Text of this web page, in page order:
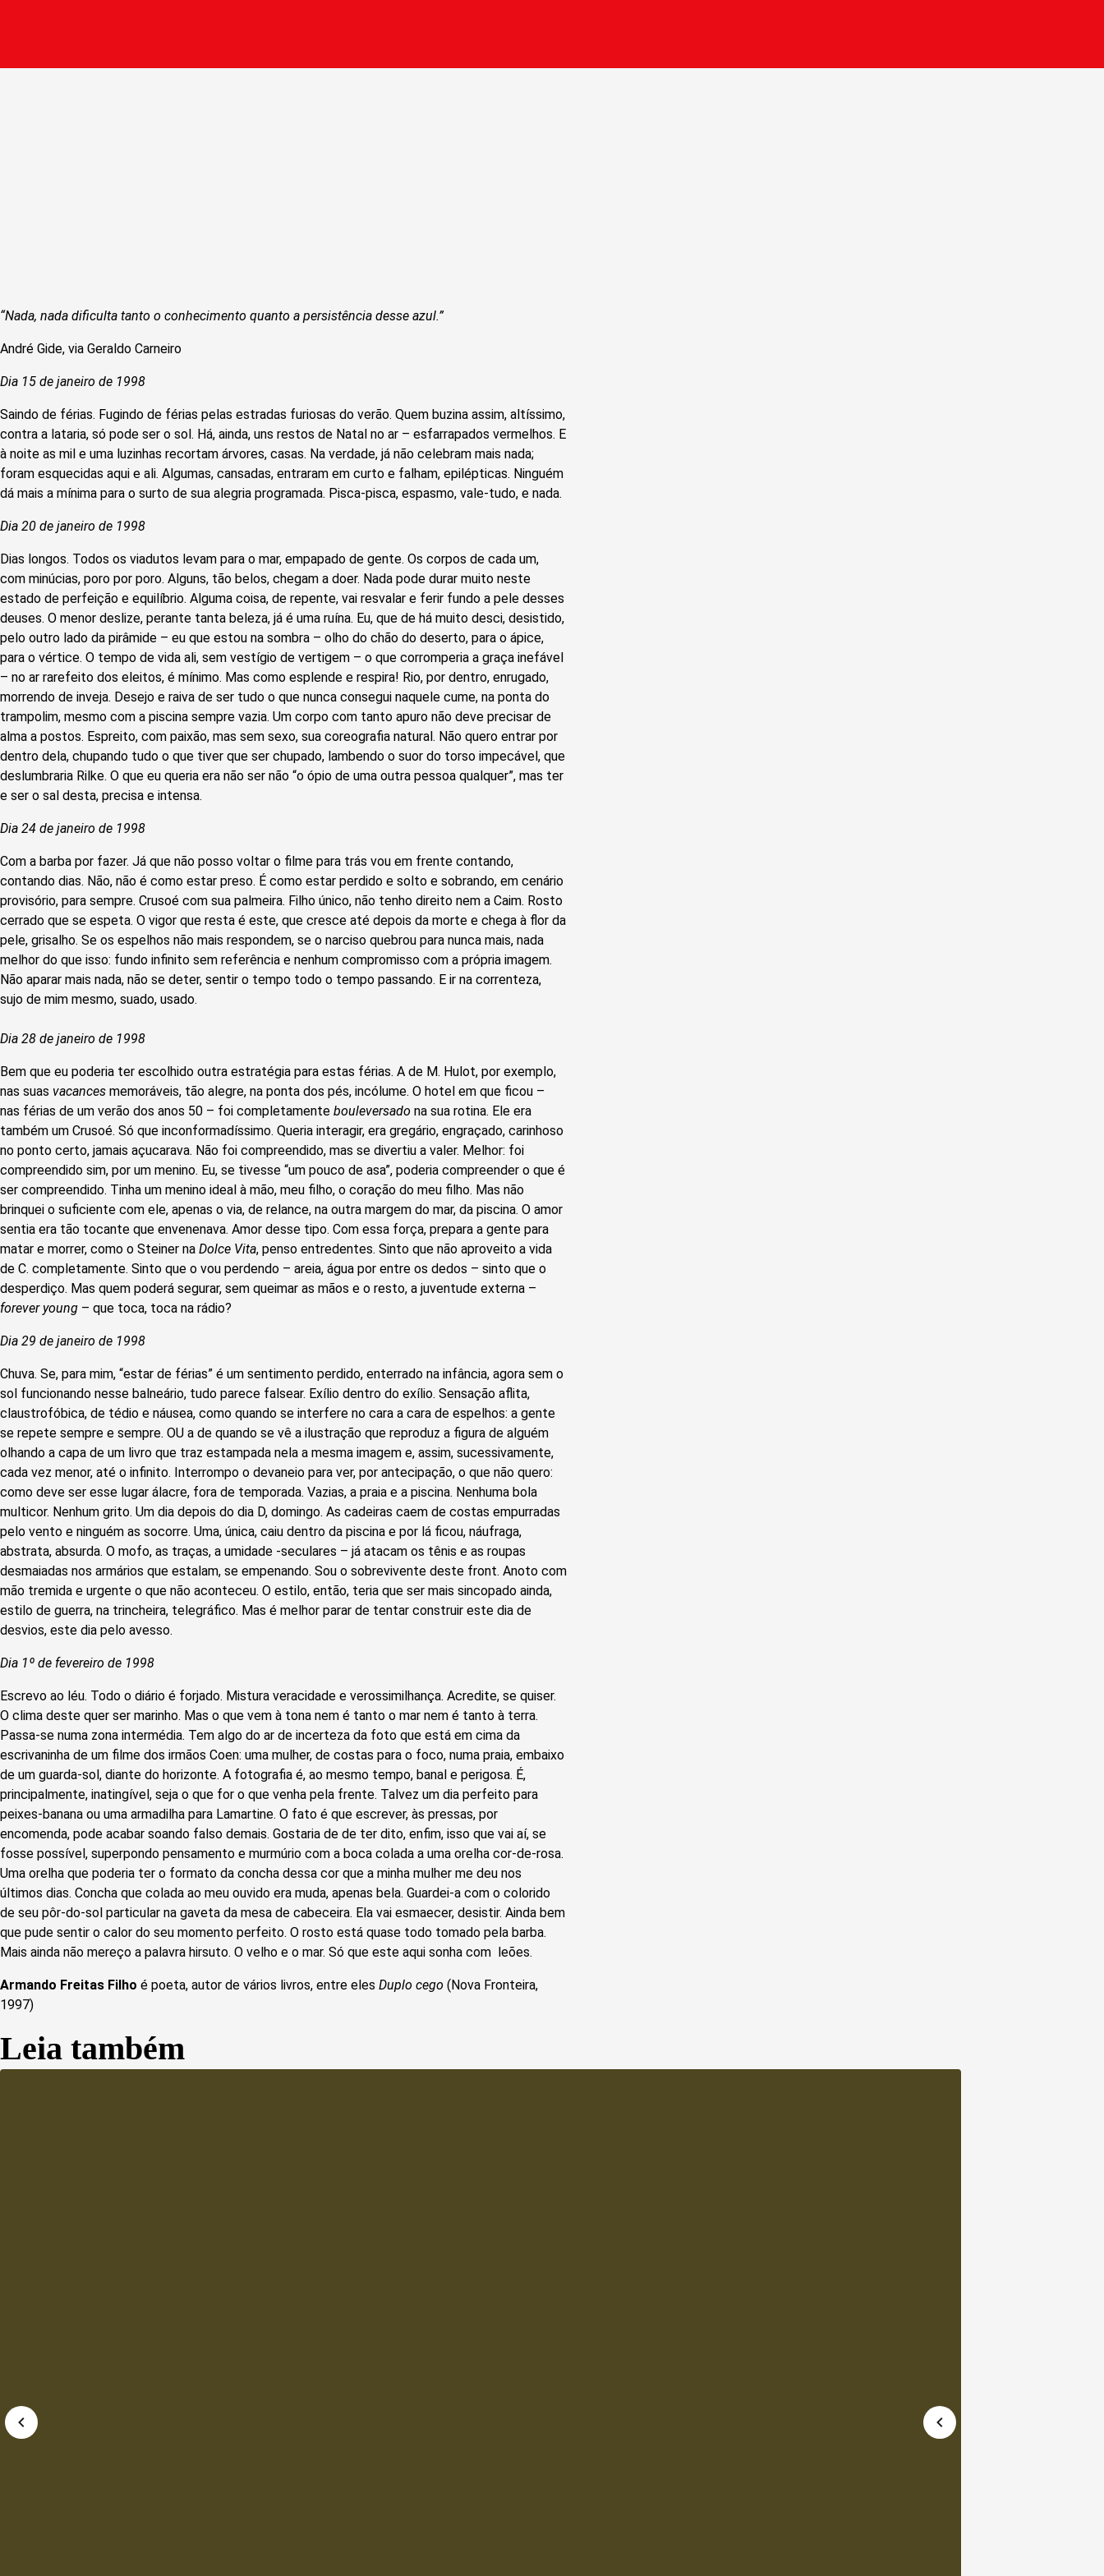
“Nada, nada dificulta tanto o conhecimento quanto a persistência desse azul.”
André Gide, via Geraldo Carneiro
Dia 15 de janeiro de 1998
Saindo de férias. Fugindo de férias pelas estradas furiosas do verão. Quem buzina assim, altíssimo,
contra a lataria, só pode ser o sol. Há, ainda, uns restos de Natal no ar – esfarrapados vermelhos. E
à noite as mil e uma luzinhas recortam árvores, casas. Na verdade, já não celebram mais nada;
foram esquecidas aqui e ali. Algumas, cansadas, entraram em curto e falham, epilépticas. Ninguém
dá mais a mínima para o surto de sua alegria programada. Pisca-pisca, espasmo, vale-tudo, e nada.
Dia 20 de janeiro de 1998
Dias longos. Todos os viadutos levam para o mar, empapado de gente. Os corpos de cada um,
com minúcias, poro por poro. Alguns, tão belos, chegam a doer. Nada pode durar muito neste
estado de perfeição e equilíbrio. Alguma coisa, de repente, vai resvalar e ferir fundo a pele desses
deuses. O menor deslize, perante tanta beleza, já é uma ruína. Eu, que de há muito desci, desistido,
pelo outro lado da pirâmide – eu que estou na sombra – olho do chão do deserto, para o ápice,
para o vértice. O tempo de vida ali, sem vestígio de vertigem – o que corromperia a graça inefável
– no ar rarefeito dos eleitos, é mínimo. Mas como esplende e respira! Rio, por dentro, enrugado,
morrendo de inveja. Desejo e raiva de ser tudo o que nunca consegui naquele cume, na ponta do
trampolim, mesmo com a piscina sempre vazia. Um corpo com tanto apuro não deve precisar de
alma a postos. Espreito, com paixão, mas sem sexo, sua coreografia natural. Não quero entrar por
dentro dela, chupando tudo o que tiver que ser chupado, lambendo o suor do torso impecável, que
deslumbraria Rilke. O que eu queria era não ser não “o ópio de uma outra pessoa qualquer”, mas ter
e ser o sal desta, precisa e intensa.
Dia 24 de janeiro de 1998
Com a barba por fazer. Já que não posso voltar o filme para trás vou em frente contando,
contando dias. Não, não é como estar preso. É como estar perdido e solto e sobrando, em cenário
provisório, para sempre. Crusoé com sua palmeira. Filho único, não tenho direito nem a Caim. Rosto
cerrado que se espeta. O vigor que resta é este, que cresce até depois da morte e chega à flor da
pele, grisalho. Se os espelhos não mais respondem, se o narciso quebrou para nunca mais, nada
melhor do que isso: fundo infinito sem referência e nenhum compromisso com a própria imagem.
Não aparar mais nada, não se deter, sentir o tempo todo o tempo passando. E ir na correnteza,
sujo de mim mesmo, suado, usado.
Dia 28 de janeiro de 1998
Bem que eu poderia ter escolhido outra estratégia para estas férias. A de M. Hulot, por exemplo,
nas suas vacances memoráveis, tão alegre, na ponta dos pés, incólume. O hotel em que ficou –
nas férias de um verão dos anos 50 – foi completamente bouleversado na sua rotina. Ele era
também um Crusoé. Só que inconformadíssimo. Queria interagir, era gregário, engraçado, carinhoso
no ponto certo, jamais açucarava. Não foi compreendido, mas se divertiu a valer. Melhor: foi
compreendido sim, por um menino. Eu, se tivesse “um pouco de asa”, poderia compreender o que é
ser compreendido. Tinha um menino ideal à mão, meu filho, o coração do meu filho. Mas não
brinquei o suficiente com ele, apenas o via, de relance, na outra margem do mar, da piscina. O amor
sentia era tão tocante que envenenava. Amor desse tipo. Com essa força, prepara a gente para
matar e morrer, como o Steiner na Dolce Vita, penso entredentes. Sinto que não aproveito a vida
de C. completamente. Sinto que o vou perdendo – areia, água por entre os dedos – sinto que o
desperdiço. Mas quem poderá segurar, sem queimar as mãos e o resto, a juventude externa –
forever young – que toca, toca na rádio?
Dia 29 de janeiro de 1998
Chuva. Se, para mim, “estar de férias” é um sentimento perdido, enterrado na infância, agora sem o
sol funcionando nesse balneário, tudo parece falsear. Exílio dentro do exílio. Sensação aflita,
claustrofóbica, de tédio e náusea, como quando se interfere no cara a cara de espelhos: a gente
se repete sempre e sempre. OU a de quando se vê a ilustração que reproduz a figura de alguém
olhando a capa de um livro que traz estampada nela a mesma imagem e, assim, sucessivamente,
cada vez menor, até o infinito. Interrompo o devaneio para ver, por antecipação, o que não quero:
como deve ser esse lugar álacre, fora de temporada. Vazias, a praia e a piscina. Nenhuma bola
multicor. Nenhum grito. Um dia depois do dia D, domingo. As cadeiras caem de costas empurradas
pelo vento e ninguém as socorre. Uma, única, caiu dentro da piscina e por lá ficou, náufraga,
abstrata, absurda. O mofo, as traças, a umidade -seculares – já atacam os tênis e as roupas
desmaiadas nos armários que estalam, se empenando. Sou o sobrevivente deste front. Anoto com
mão tremida e urgente o que não aconteceu. O estilo, então, teria que ser mais sincopado ainda,
estilo de guerra, na trincheira, telegráfico. Mas é melhor parar de tentar construir este dia de
desvios, este dia pelo avesso.
Dia 1º de fevereiro de 1998
Escrevo ao léu. Todo o diário é forjado. Mistura veracidade e verossimilhança. Acredite, se quiser.
O clima deste quer ser marinho. Mas o que vem à tona nem é tanto o mar nem é tanto à terra.
Passa-se numa zona intermédia. Tem algo do ar de incerteza da foto que está em cima da
escrivaninha de um filme dos irmãos Coen: uma mulher, de costas para o foco, numa praia, embaixo
de um guarda-sol, diante do horizonte. A fotografia é, ao mesmo tempo, banal e perigosa. É,
principalmente, inatingível, seja o que for o que venha pela frente. Talvez um dia perfeito para
peixes-banana ou uma armadilha para Lamartine. O fato é que escrever, às pressas, por
encomenda, pode acabar soando falso demais. Gostaria de de ter dito, enfim, isso que vai aí, se
fosse possível, superpondo pensamento e murmúrio com a boca colada a uma orelha cor-de-rosa.
Uma orelha que poderia ter o formato da concha dessa cor que a minha mulher me deu nos
últimos dias. Concha que colada ao meu ouvido era muda, apenas bela. Guardei-a com o colorido
de seu pôr-do-sol particular na gaveta da mesa de cabeceira. Ela vai esmaecer, desistir. Ainda bem
que pude sentir o calor do seu momento perfeito. O rosto está quase todo tomado pela barba.
Mais ainda não mereço a palavra hirsuto. O velho e o mar. Só que este aqui sonha com leões.
Armando Freitas Filho é poeta, autor de vários livros, entre eles Duplo cego (Nova Fronteira,
1997)
Leia também